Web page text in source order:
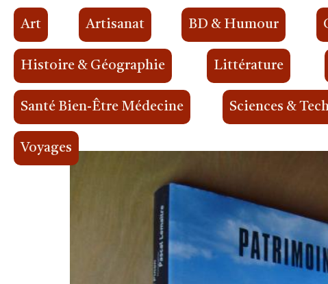
Art Artisanat BD & Humour
Histoire & Géographie Littérature
Santé Bien-Être Médecine Sciences &
Voyages